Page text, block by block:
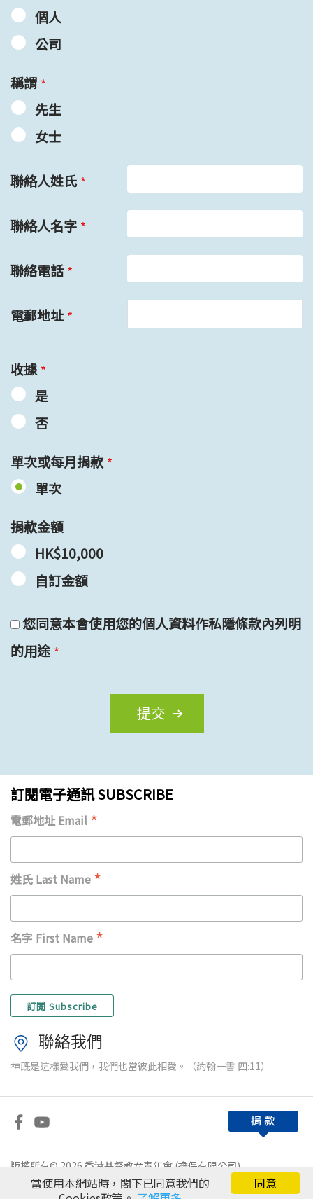
個人
公司
稱謂
先生
女士
聯絡人姓氏
聯絡人名字
聯絡電話
電郵地址
收據
是
否
單次或每月捐款
單次
捐款金額
HK$10,000
自訂金額
您同意本會使用您的個人資料作私隱條款內列明
的用途
訂閱電子通訊 SUBSCRIBE
電郵地址 Email *
姓氏 Last Name *
名字 First Name *
聯絡我們
神既是這樣愛我們，我們也當彼此相愛。（約翰一書 四:11）
版權所有© 2026 香港基督教女青年會 (擔保有限公司)
免責條款|私隱政策 同意
當使用本網站時，閣下已同意我們的